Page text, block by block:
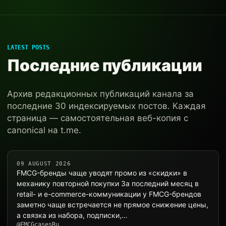
LATEST POSTS
Последние публикации
Архив редакционных публикаций канала за
последние 30 индексируемых постов. Каждая
страница — самостоятельная веб-копия с
canonical на t.me.
09 AUGUST 2026
FMCG-бренды чаще уводят промо из «скидки» в
механику повторной покупки За последний месяц в
retail- и e-commerce-коммуникации у FMCG-брендов
заметно чаще встречается не прямое снижение цены,
а связка из набора, подписки,…
@FMCGcasesRu